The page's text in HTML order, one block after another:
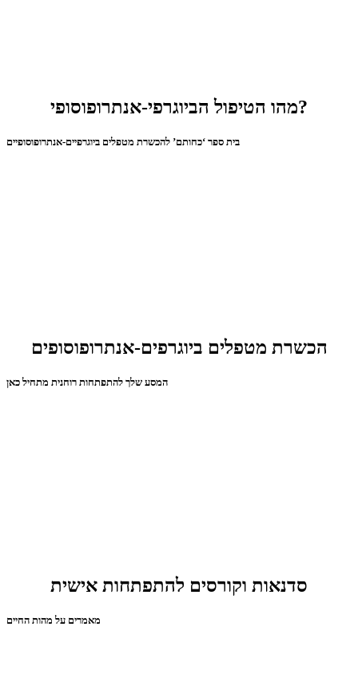
מהו הטיפול הביוגרפי-אנתרופוסופי?
בית ספר ‘כחותם’ להכשרת מטפלים ביוגרפיים-אנתרופוסופיים
הכשרת מטפלים ביוגרפים-אנתרופוסופים
המסע שלך להתפתחות רוחנית מתחיל כאן
סדנאות וקורסים להתפתחות אישית
מאמרים על מהות החיים